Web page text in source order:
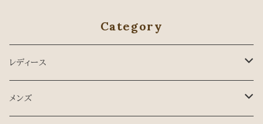
Category
レディース
スタンダード
メンズ